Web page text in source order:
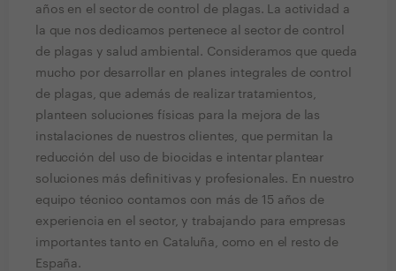
años en el sector de control de plagas. La actividad a
la que nos dedicamos pertenece al sector de control
de plagas y salud ambiental. Consideramos que queda
mucho por desarrollar en planes integrales de control
de plagas, que además de realizar tratamientos,
planteen soluciones físicas para la mejora de las
instalaciones de nuestros clientes, que permitan la
reducción del uso de biocidas e intentar plantear
soluciones más definitivas y profesionales. En nuestro
equipo técnico contamos con más de 15 años de
experiencia en el sector, y trabajando para empresas
importantes tanto en Cataluña, como en el resto de
España.